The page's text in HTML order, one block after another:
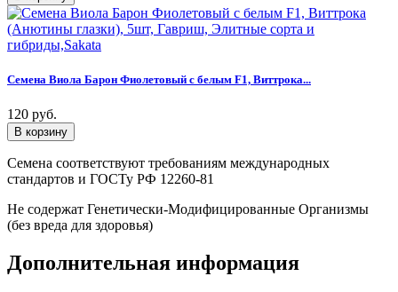
Семена Виола Барон Фиолетовый с белым F1, Виттрока...
120 руб.
Семена соответствуют требованиям международных
стандартов и ГОСТу РФ 12260-81
Не содержат Генетически-Модифицированные Организмы
(без вреда для здоровья)
Дополнительная информация